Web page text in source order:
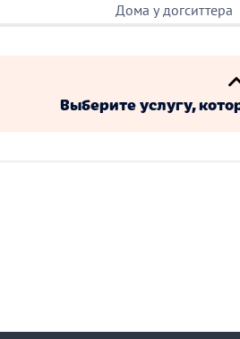
Дома у догситтера
Выберите услугу,